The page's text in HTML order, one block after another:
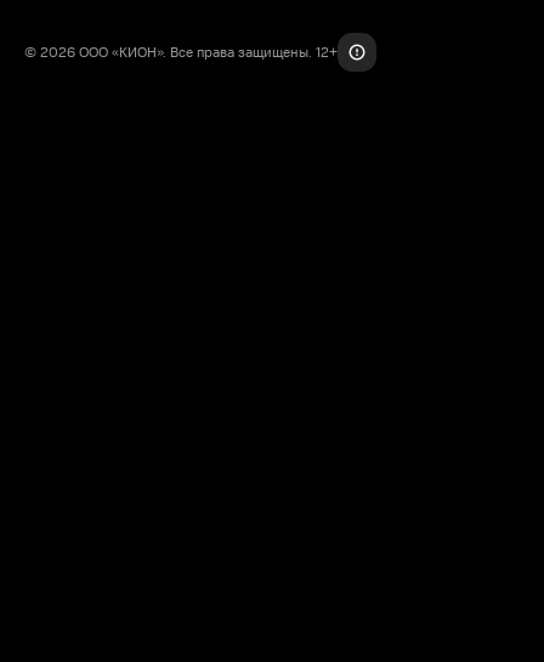
© 2026 ООО «КИОН». Все права защищены. 12+